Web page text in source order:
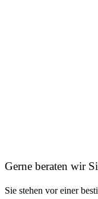
Gerne beraten wir
Sie stehen vor einer